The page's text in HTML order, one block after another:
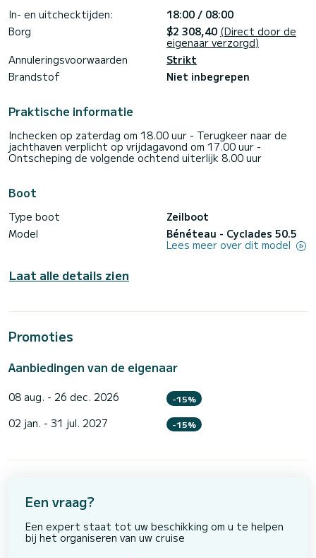
Autopilot, Luidsprekers, Hekdouche.
Als u vragen heeft over het schip of de voorwaarden
verhuur, via het Samboat platform kunt u een bericht sturen.
Een SamBoat-consulent beantwoordt uw vraag en biedt u
In- en uitchecktijden:
18:00 / 08:00
Borg
$2 308,40 (Direct door de
eigenaar verzorgd)
Annuleringsvoorwaarden
Strikt
Brandstof
Niet inbegrepen
Praktische informatie
Inchecken op zaterdag om 18.00 uur - Terugkeer naar de
jachthaven verplicht op vrijdagavond om 17.00 uur -
Ontscheping de volgende ochtend uiterlijk 8.00 uur
Boot
Type boot
Zeilboot
Model
Bénéteau - Cyclades 50.5
Lees meer over dit model
Laat alle details zien
Promoties
Aanbiedingen van de eigenaar
08 aug. - 26 dec. 2026 -15%
02 jan. - 31 jul. 2027 -15%
Een vraag?
Een expert staat tot uw beschikking om u te helpen
bij het organiseren van uw cruise